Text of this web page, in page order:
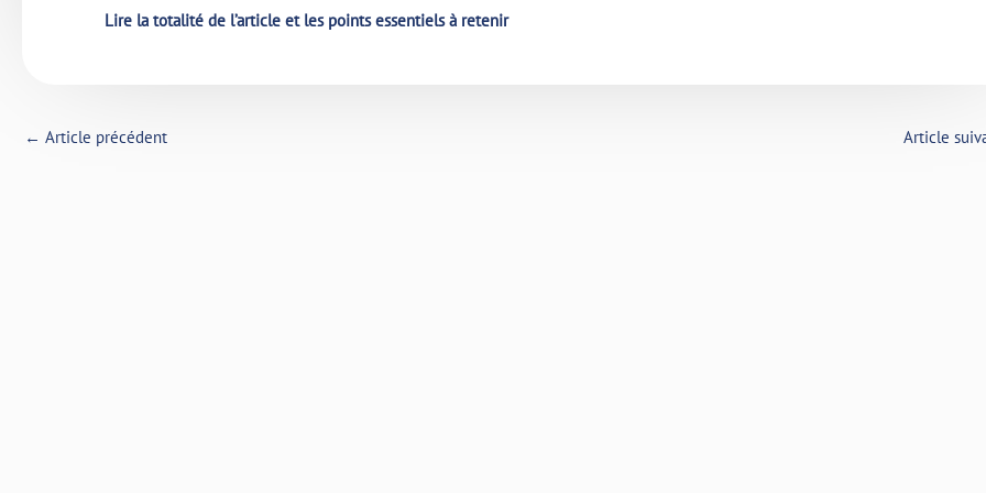
Lire la totalité de l’article et les points essentiels à retenir
← Article précédent Article